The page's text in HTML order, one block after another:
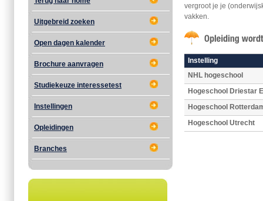
Uitgebreid zoeken
Open dagen kalender
Brochure aanvragen
Studiekeuze interessetest
Instellingen
Opleidingen
Branches
vergroot je je
vakken.
Instelling
NHL hogeschool
Hogeschool Driestar
Hogeschool
Hogeschool Utrecht